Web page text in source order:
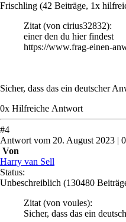
Frischling (42 Beiträge, 1x
Zitat (von cirius32832):
einer den du hier findest
https://www.frag-einen-
Sicher, dass das ein deutscher
0x Hilfreiche Antwort
#4
Antwort vom 20. August 2023 |
Von
Harry van Sell
Status:
Unbeschreiblich (130480
Zitat (von voules):
Sicher, dass das ein